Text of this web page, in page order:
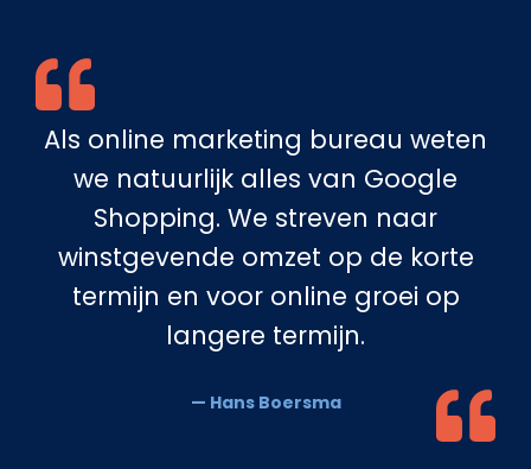
Als online marketing bureau weten
we natuurlijk alles van Google
Shopping. We streven naar
winstgevende omzet op de korte
termijn en voor online groei op
langere termijn.
— Hans Boersma